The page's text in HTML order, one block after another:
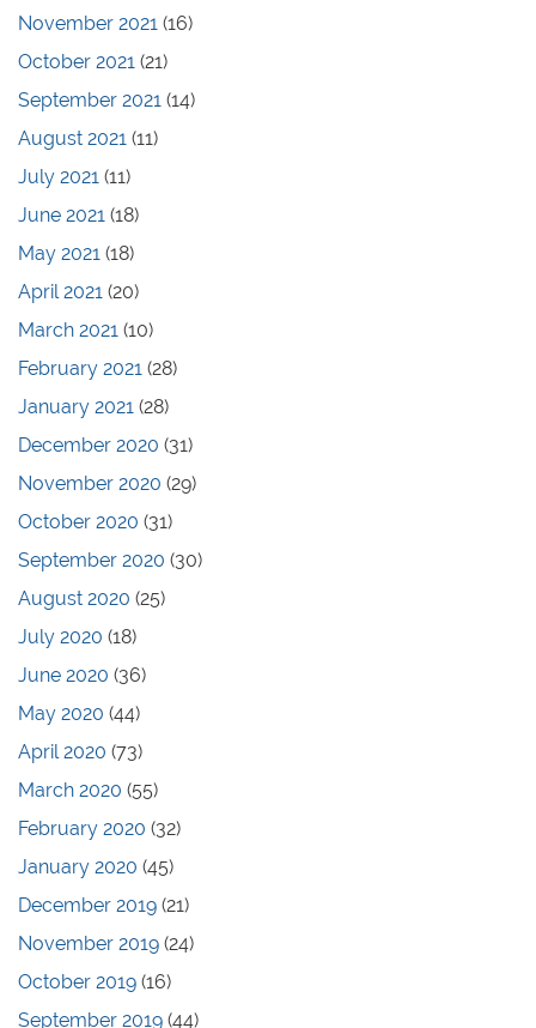
November 2021 (16)
October 2021 (21)
September 2021 (14)
August 2021 (11)
July 2021 (11)
June 2021 (18)
May 2021 (18)
April 2021 (20)
March 2021 (10)
February 2021 (28)
January 2021 (28)
December 2020 (31)
November 2020 (29)
October 2020 (31)
September 2020 (30)
August 2020 (25)
July 2020 (18)
June 2020 (36)
May 2020 (44)
April 2020 (73)
March 2020 (55)
February 2020 (32)
January 2020 (45)
December 2019 (21)
November 2019 (24)
October 2019 (16)
September 2019 (44)